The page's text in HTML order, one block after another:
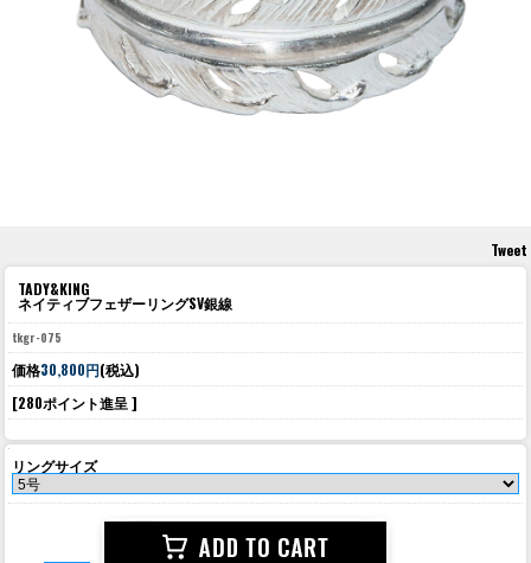
Tweet
TADY&KING
ネイティブフェザーリングSV銀線
tkgr-075
価格30,800円(税込)
[280ポイント進呈 ]
リングサイズ